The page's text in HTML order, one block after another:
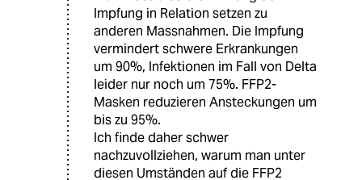
Impfung in Relation setzen zu
anderen Massnahmen. Die Impfung
vermindert schwere Erkrankungen
um 90%, Infektionen im Fall von Delta
leider nur noch um 75%. FFP2-
Masken reduzieren Ansteckungen um
bis zu 95%.
Ich finde daher schwer
nachzuvollziehen, warum man unter
diesen Umständen auf die FFP2